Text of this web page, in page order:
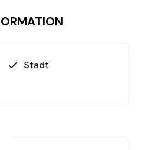
ganzjährigen
und Dampfbad zur
Stadt